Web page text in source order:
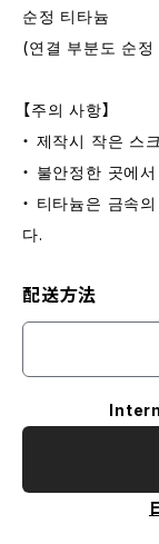
순정 티타늄
(연결 부분도 순
【주의 사항】
・ 제작시 작은 스
・ 불안정한 곳에
・ 티타늄은 금속
다.
配送方法